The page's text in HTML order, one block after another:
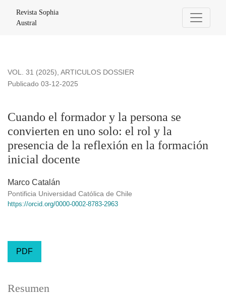
Revista Sophia
Austral
VOL. 31 (2025), ARTICULOS DOSSIER
Cuando el formador y la persona se
convierten en uno solo: el rol y la
presencia de la reflexión en la formación
inicial docente
Publicado 03-12-2025
Marco Catalán
Pontificia Universidad Católica de Chile
https://orcid.org/0000-0002-8783-2963
PDF
Resumen